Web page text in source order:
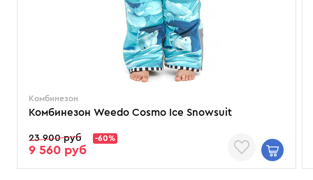
Комбинезон
Комбинезон Weedo Cosmo Ice Snowsuit
23 900 руб -60%
9 560 руб